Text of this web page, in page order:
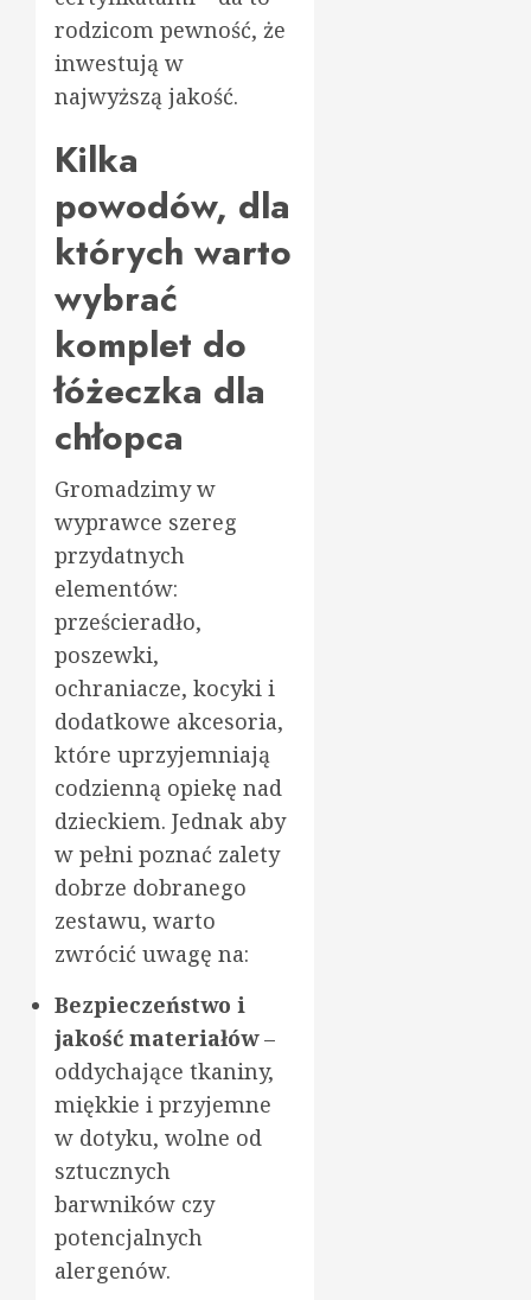
rodzicom pewność, że
inwestują w
najwyższą jakość.
Kilka
powodów, dla
których warto
wybrać
komplet do
łóżeczka dla
chłopca
Gromadzimy w
wyprawce szereg
przydatnych
elementów:
prześcieradło,
poszewki,
ochraniacze, kocyki i
dodatkowe akcesoria,
które uprzyjemniają
codzienną opiekę nad
dzieckiem. Jednak aby
w pełni poznać zalety
dobrze dobranego
zestawu, warto
zwrócić uwagę na:
Bezpieczeństwo i
jakość materiałów–
oddychające tkaniny,
miękkie i przyjemne
w dotyku, wolne od
sztucznych
barwników czy
potencjalnych
alergenów.